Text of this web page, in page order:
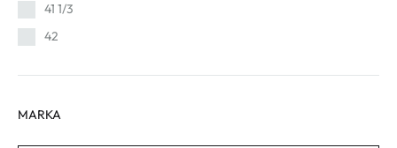
41 1/3
42
MARKA